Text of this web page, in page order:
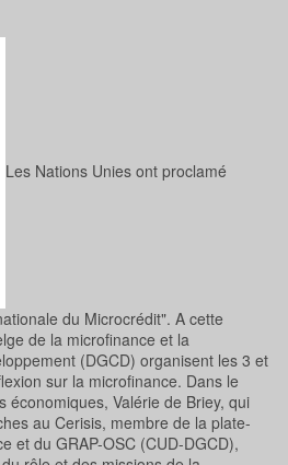
Les Nations Unies ont proclamé
du Microcrédit". A cette
de la microfinance et la
(DGCD) organisent les 3 et
sur la microfinance. Dans le
économiques, Valérie de Briey, qui
au Cerisis, membre de la plate-
et du GRAP-OSC (CUD-DGCD),